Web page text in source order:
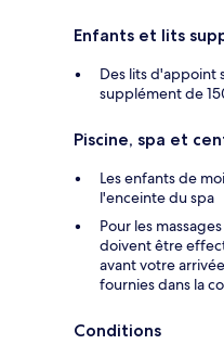
Enfants et lits
Des lits d'appoint
supplément de
Piscine, spa et
Les enfants de
l'enceinte du spa
Pour les
doivent être
avant votre
fournies dans la
Conditions